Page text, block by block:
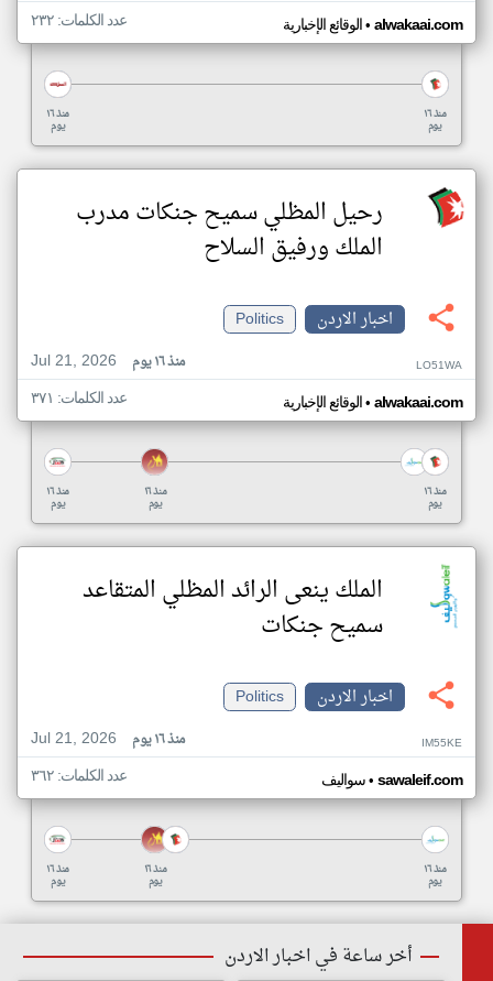
الوقائع الإخبارية• alwakaai.com عدد الكلمات: ٢٣٢
منذ ١٦
يوم
منذ ١٦
يوم
رحيل المظلي سميح جنكات مدرب
الملك ورفيق السلاح
اخبار الاردن
Politics
Jul 21, 2026
منذ ١٦ يوم LO51WA
الوقائع الإخبارية• alwakaai.com عدد الكلمات: ٣٧١
منذ ١٦
يوم
منذ ١٦
يوم
منذ ١٦
يوم
الملك ينعى الرائد المظلي المتقاعد
سميح جنكات
اخبار الاردن
Politics
Jul 21, 2026
منذ ١٦ يوم IM55KE
سواليف• sawaleif.com عدد الكلمات: ٣٦٢
منذ ١٦
يوم
منذ ١٦
يوم
منذ ١٦
يوم
أخر ساعة في اخبار الاردن